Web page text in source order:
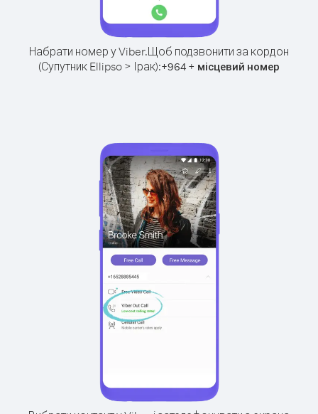
Набрати номер у Viber.Щоб подзвонити за кордон
(Супутник Ellipso > Ірак):+964 + місцевий номер